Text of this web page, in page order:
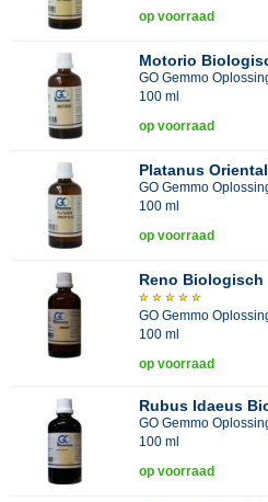
op voorraad
Motorio
GO Gemmo
100 ml
op voorraad
Platanus
GO Gemmo
100 ml
op voorraad
Reno Biologisch
GO Gemmo
100 ml
op voorraad
Rubus Idaeus
GO Gemmo
100 ml
op voorraad